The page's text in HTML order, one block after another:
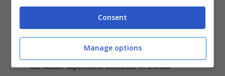
PUBBLICAZIONI RECENTI
dal caldo: dipendenti licenziati in tronco
Consent
Manage options